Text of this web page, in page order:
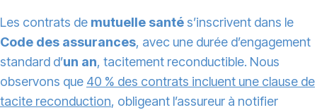
Les contrats de mutuelle santé s’inscrivent dans le
Code des assurances, avec une durée d’engagement
standard d’un an, tacitement reconductible. Nous
observons que 40 % des contrats incluent une clause de
tacite reconduction, obligeant l’assureur à notifier